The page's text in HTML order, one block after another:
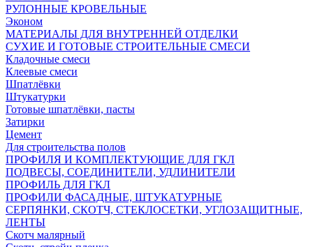
РУЛОННЫЕ КРОВЕЛЬНЫЕ
Эконом
МАТЕРИАЛЫ ДЛЯ ВНУТРЕННЕЙ ОТДЕЛКИ
СУХИЕ И ГОТОВЫЕ СТРОИТЕЛЬНЫЕ СМЕСИ
Кладочные смеси
Клеевые смеси
Шпатлёвки
Штукатурки
Готовые шпатлёвки, пасты
Затирки
Цемент
Для строительства полов
ПРОФИЛЯ И КОМПЛЕКТУЮЩИЕ ДЛЯ ГКЛ
ПОДВЕСЫ, СОЕДИНИТЕЛИ, УДЛИНИТЕЛИ
ПРОФИЛЬ ДЛЯ ГКЛ
ПРОФИЛИ ФАСАДНЫЕ, ШТУКАТУРНЫЕ
СЕРПЯНКИ, СКОТЧ, СТЕКЛОСЕТКИ, УГЛОЗАЩИТНЫЕ,
ЛЕНТЫ
Скотч малярный